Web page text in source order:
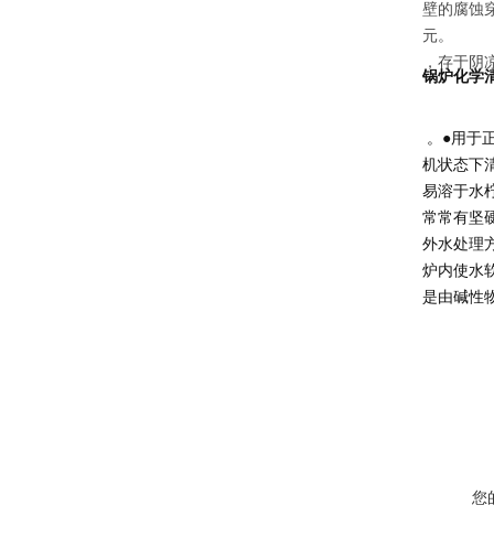
壁的腐蚀
元。
，存于阴
锅炉化学
。●用于
机状态下
易溶于水
常常有坚
外水处理
炉内使水
是由碱性
您